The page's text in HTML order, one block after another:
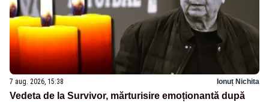
7 aug. 2026, 15:38 Ionuț Nichita
Vedeta de la Survivor, mărturisire emoționantă după